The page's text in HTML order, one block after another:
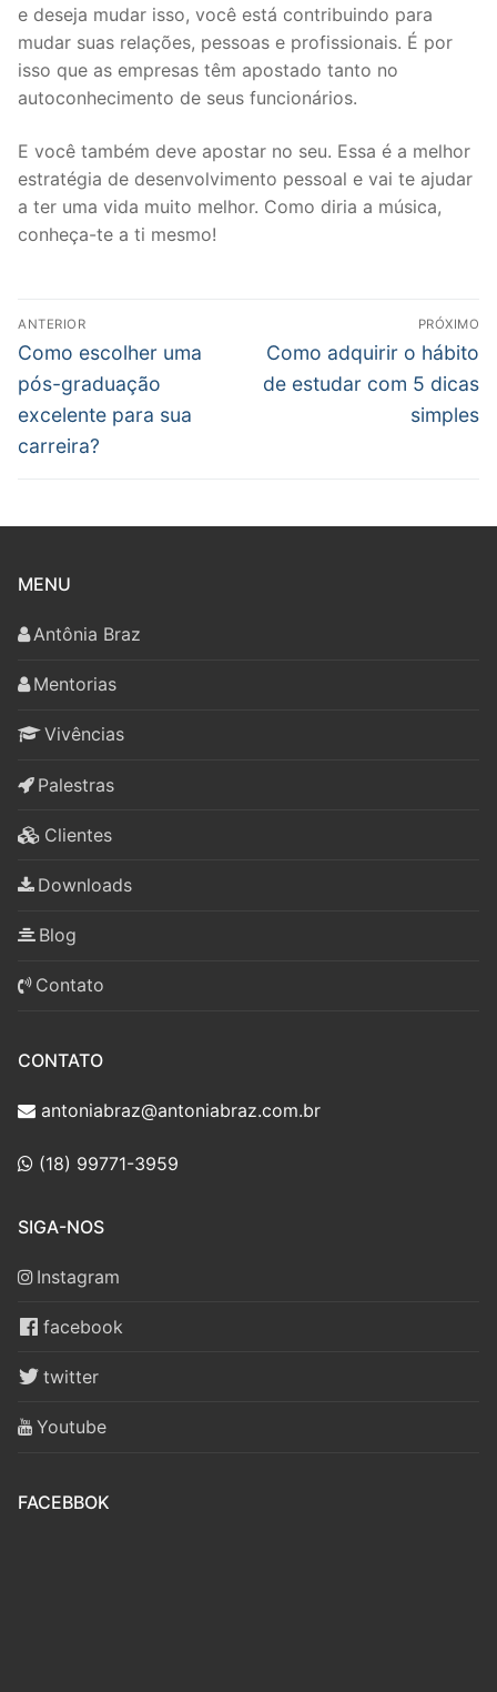
e deseja mudar isso, você está contribuindo para
mudar suas relações, pessoas e profissionais. É por
isso que as empresas têm apostado tanto no
autoconhecimento de seus funcionários.
E você também deve apostar no seu. Essa é a melhor
estratégia de desenvolvimento pessoal e vai te ajudar
a ter uma vida muito melhor. Como diria a música,
conheça-te a ti mesmo!
Navegação
de
Post
ANTERIOR
Post
anterior:
Como escolher uma
pós-graduação
excelente para sua
carreira?
PRÓXIMO
Próximo
post:
Como adquirir o hábito
de estudar com 5 dicas
simples
MENU
Antônia Braz
Mentorias
Vivências
Palestras
Clientes
Downloads
Blog
Contato
CONTATO
antoniabraz@antoniabraz.com.br
(18) 99771-3959
SIGA-NOS
Instagram
facebook
twitter
Youtube
FACEBBOK